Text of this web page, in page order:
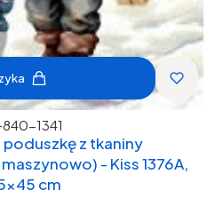
1341
poduszkę z tkaniny
- Kiss 1376A,
cm